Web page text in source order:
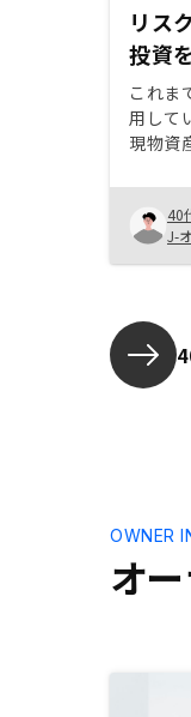
リス
投資
これま
用して
現物資
た。
してみ
る上
あるこ
ところ
の申し
ころ
つい
ないと
40
J-
オ
OWNER